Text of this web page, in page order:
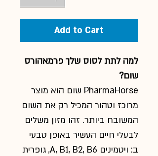
Add to Cart
למה לתת לסוס שלך פרמאהורס
שום?
PharmaHorse שום הוא מוצר
מרוכז וטהור המכיל רק את השום
המשובח ביותר. זהו מזון משלים
לבעלי חיים העשיר באופן טבעי
ב: ויטמינים A, B1, B2, B6, גופרית